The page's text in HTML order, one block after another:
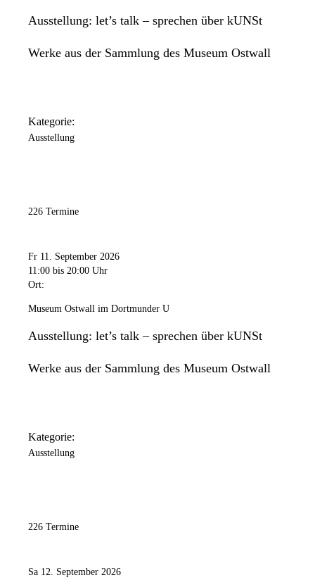
Ausstellung: let’s talk – sprechen über kUNSt
Werke aus der Sammlung des Museum Ostwall
Kategorie:
Ausstellung
226 Termine
Fr 11. September 2026
11:00 bis 20:00 Uhr
Ort:
Museum Ostwall im Dortmunder U
Ausstellung: let’s talk – sprechen über kUNSt
Werke aus der Sammlung des Museum Ostwall
Kategorie:
Ausstellung
226 Termine
Sa 12. September 2026